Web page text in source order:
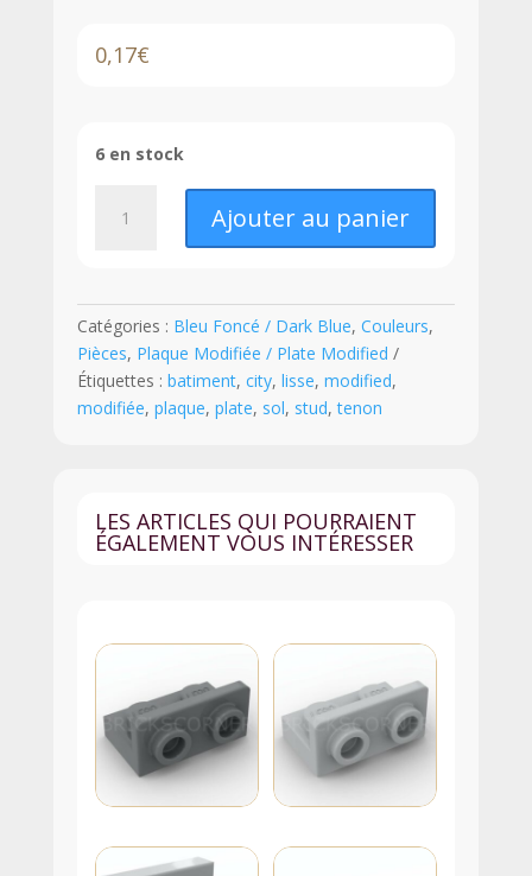
0,17€
6 en stock
Modifiée
2
x
2
"Jumper"
Centre
-
Foncé
Transparent
Ajouter au panier
Catégories : Bleu Foncé / Dark Blue, Couleurs,
Pièces, Plaque Modifiée / Plate Modified
Étiquettes : batiment, city, lisse, modified,
modifiée, plaque, plate, sol, stud,tenon
LES ARTICLES QUI POURRAIENT
ÉGALEMENT VOUS INTÉRESSER